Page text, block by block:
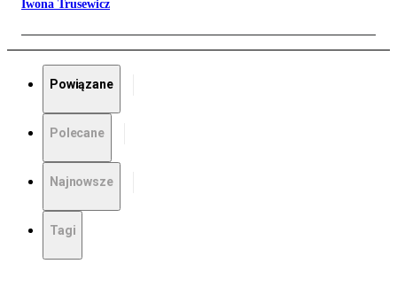
Iwona Trusewicz
Powiązane
Polecane
Najnowsze
Tagi